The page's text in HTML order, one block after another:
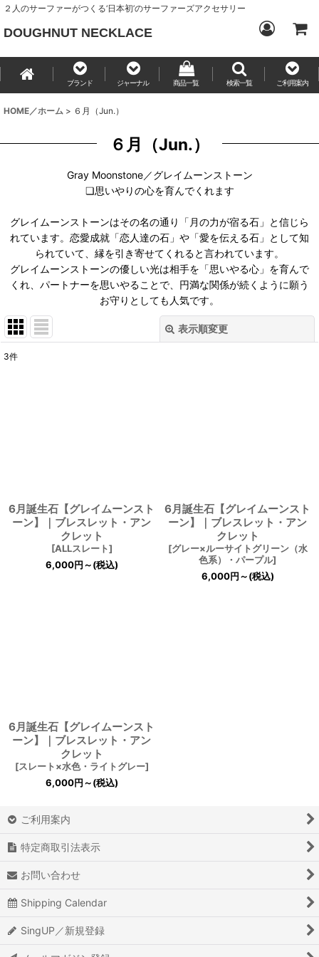
２人のサーファーがつくる‘日本初’のサーファーズアクセサリー
DOUGHNUT NECKLACE
ブランド ジャーナル 商品一覧 検索一覧 ご利用案内
HOME／ホーム > ６月（Jun.）
６月（Jun.）
Gray Moonstone／グレイムーンストーン
❏思いやりの心を育んでくれます
グレイムーンストーンはその名の通り「月の力が宿る石」と信じら
れています。恋愛成就「恋人達の石」や「愛を伝える石」として知
られていて、縁を引き寄せてくれると言われています。
グレイムーンストーンの優しい光は相手を「思いやる心」を育んで
くれ、パートナーを思いやることで、円満な関係が続くように願う
お守りとしても人気です。
表示順変更
3件
6月誕生石【グレイムーンスト
ーン】｜ブレスレット・アン
クレット
[ALLスレート]
6,000円～(税込)
6月誕生石【グレイムーンスト
ーン】｜ブレスレット・アン
クレット
[グレー×ルーサイトグリーン（水
色系）・パープル]
6,000円～(税込)
6月誕生石【グレイムーンスト
ーン】｜ブレスレット・アン
クレット
[スレート×水色・ライトグレー]
6,000円～(税込)
ご利用案内
特定商取引法表示
お問い合わせ
Shipping Calendar
SingUP／新規登録